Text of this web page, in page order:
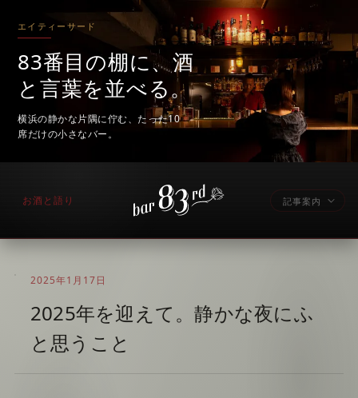
エイティーサード
83番目の棚に、酒
と言葉を並べる。
横浜の静かな片隅に佇む、たった10
席だけの小さなバー。
2025年1月17日
2025年を迎えて。静かな夜にふ
と思うこと
お酒と語り 記事案内